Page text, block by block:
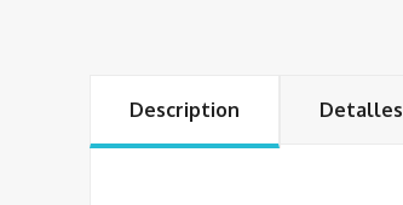
Description Detalles